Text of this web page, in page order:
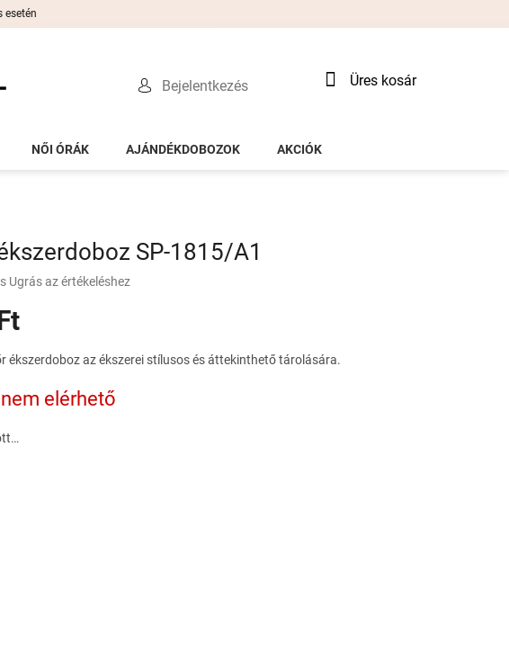
esetén
Bejelentkezés Kosár
Üres kosár
NŐI ÓRÁK AJÁNDÉKDOBOZOK AKCIÓK
SP-1815/A1
Ugrás az értékeléshez
ékszerdoboz az ékszerei stílusos és áttekinthető tárolására.
elérhető